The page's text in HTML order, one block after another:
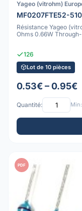
Yageo (vitrohm)
MF0207FTE52-
Résistance Yageo
Ohms 0.66W
126
Lot de 10 pièces
0.53€ – 0.95€
Quantité:
PDF